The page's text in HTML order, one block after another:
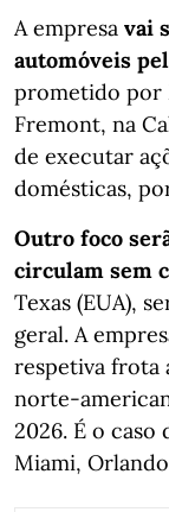
A empresa vai
automóveis
prometido por
Fremont, na
de executar
domésticas,
Outro foco
circulam sem
Texas (EUA),
geral. A
respetiva frota
norte-
2026. É o caso
Miami,